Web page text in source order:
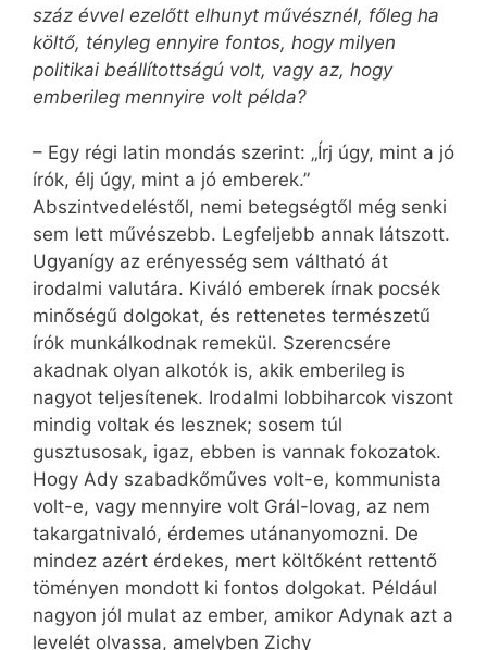
száz évvel ezelőtt elhunyt művésznél, főleg ha
költő, tényleg ennyire fontos, hogy milyen
politikai beállítottságú volt, vagy az, hogy
emberileg mennyire volt példa?
– Egy régi latin mondás szerint: „Írj úgy, mint a jó
írók, élj úgy, mint a jó emberek.”
Abszintvedeléstől, nemi betegségtől még senki
sem lett művészebb. Legfeljebb annak látszott.
Ugyanígy az erényesség sem váltható át
irodalmi valutára. Kiváló emberek írnak pocsék
minőségű dolgokat, és rettenetes természetű
írók munkálkodnak remekül. Szerencsére
akadnak olyan alkotók is, akik emberileg is
nagyot teljesítenek. Irodalmi lobbiharcok viszont
mindig voltak és lesznek; sosem túl
gusztusosak, igaz, ebben is vannak fokozatok.
Hogy Ady szabadkőműves volt-e, kommunista
volt-e, vagy mennyire volt Grál-lovag, az nem
takargatnivaló, érdemes utánanyo­moz­ni. De
mindez azért érdekes, mert költőként rettentő
töményen mondott ki fontos dolgokat. Például
nagyon jól mulat az ember, amikor Adynak azt a
levelét olvassa, amelyben Zichy